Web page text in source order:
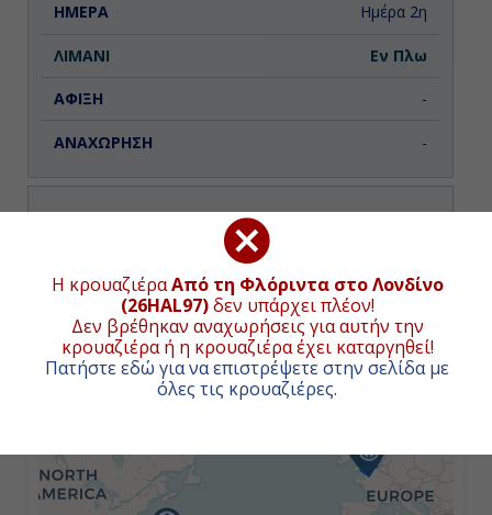
Η κρουαζιέραΑπό τη Φλόριντα στο Λονδίνο
(26HAL97)δεν υπάρχει πλέον!
Δεν βρέθηκαν αναχωρήσεις για αυτήν την
κρουαζιέρα ή η κρουαζιέρα έχει καταργηθεί!
Πατήστε εδώ για να επιστρέψετε στην σελίδα με
όλες τις κρουαζιέρες.
Ημέρα 2η
Εν Πλω
-
-
-
Κινγκς Γουόρφ, Βερμούδα,
Βερμούδες
ΧΑΡΤΗΣ ΚΡΟΥΑΖΙΕΡΑΣ
+